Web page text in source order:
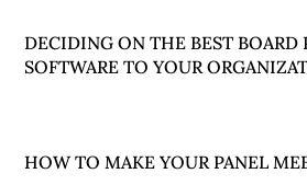
DECIDING ON THE BEST BOARD
SOFTWARE TO YOUR
HOW TO MAKE YOUR PANEL